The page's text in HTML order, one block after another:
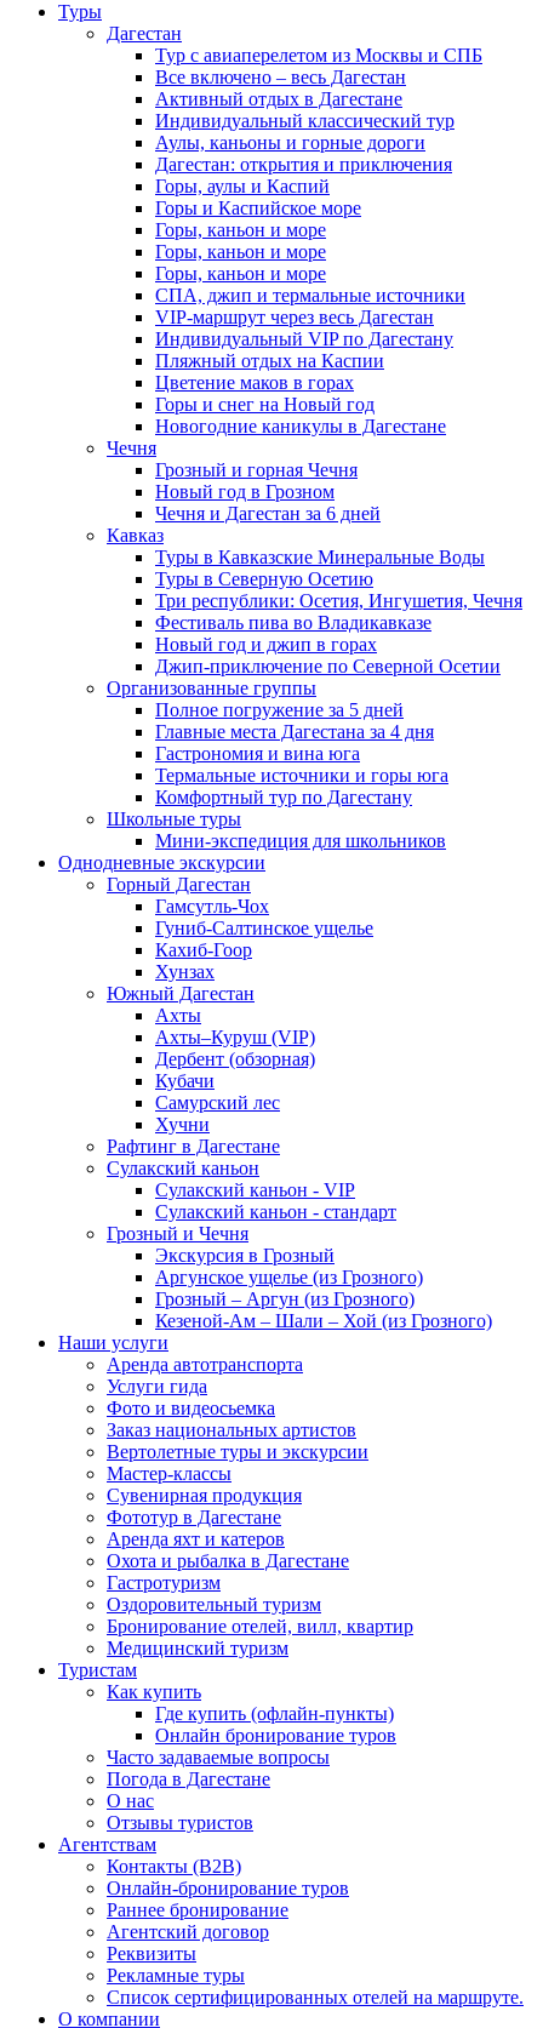
Туры
Дагестан
Тур с авиаперелетом из Москвы и СПБ
Все включено – весь Дагестан
Активный отдых в Дагестане
Индивидуальный классический тур
Аулы, каньоны и горные дороги
Дагестан: открытия и приключения
Горы, аулы и Каспий
Горы и Каспийское море
Горы, каньон и море
Горы, каньон и море
Горы, каньон и море
СПА, джип и термальные источники
VIP-маршрут через весь Дагестан
Индивидуальный VIP по Дагестану
Пляжный отдых на Каспии
Цветение маков в горах
Горы и снег на Новый год
Новогодние каникулы в Дагестане
Чечня
Грозный и горная Чечня
Новый год в Грозном
Чечня и Дагестан за 6 дней
Кавказ
Туры в Кавказские Минеральные Воды
Туры в Северную Осетию
Три республики: Осетия, Ингушетия, Чечня
Фестиваль пива во Владикавказе
Новый год и джип в горах
Джип-приключение по Северной Осетии
Организованные группы
Полное погружение за 5 дней
Главные места Дагестана за 4 дня
Гастрономия и вина юга
Термальные источники и горы юга
Комфортный тур по Дагестану
Школьные туры
Мини-экспедиция для школьников
Однодневные экскурсии
Горный Дагестан
Гамсутль-Чох
Гуниб-Салтинское ущелье
Кахиб-Гоор
Хунзах
Южный Дагестан
Ахты
Ахты–Куруш (VIP)
Дербент (обзорная)
Кубачи
Самурский лес
Хучни
Рафтинг в Дагестане
Сулакский каньон
Сулакский каньон - VIP
Сулакский каньон - стандарт
Грозный и Чечня
Экскурсия в Грозный
Аргунское ущелье (из Грозного)
Грозный – Аргун (из Грозного)
Кезеной-Ам – Шали – Хой (из Грозного)
Наши услуги
Аренда автотранспорта
Услуги гида
Фото и видеосьемка
Заказ национальных артистов
Вертолетные туры и экскурсии
Мастер-классы
Сувенирная продукция
Фототур в Дагестане
Аренда яхт и катеров
Охота и рыбалка в Дагестане
Гастротуризм
Оздоровительный туризм
Бронирование отелей, вилл, квартир
Медицинский туризм
Туристам
Как купить
Где купить (офлайн-пункты)
Онлайн бронирование туров
Часто задаваемые вопросы
Погода в Дагестане
О нас
Отзывы туристов
Агентствам
Контакты (B2B)
Онлайн-бронирование туров
Раннее бронирование
Агентский договор
Реквизиты
Рекламные туры
Список сертифицированных отелей на маршруте.
О компании